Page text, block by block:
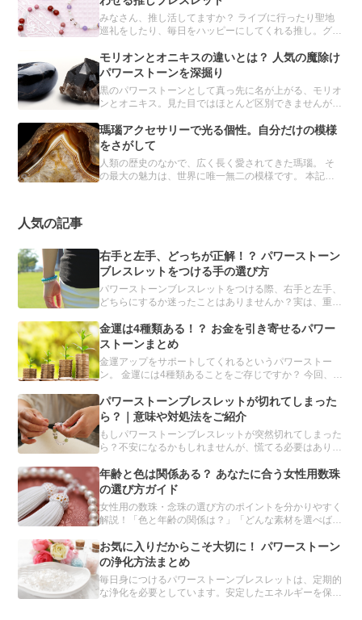
みなさん、推し活してますか？ ライブに行ったり聖地
巡礼をしたり、毎日をハッピーにしてくれる推し。グッ
イドでも、推しブレスレットを簡単につくることができ
るんです。
モリオンとオニキスの違いとは？ 人気の魔除け
パワーストーンを深掘り
黒のパワーストーンとして真っ先に名が上がる、モリオ
ンとオニキス。見た目ではほとんど区別できませんが、
の力をもつと信じられ、パワーストーンブレスレットに
は欠かせない存在です。
瑪瑙アクセサリーで光る個性。自分だけの模様
をさがして
人類の歴史のなかで、広く長く愛されてきた瑪瑙。 そ
の最大の魅力は、世界に唯一無二の模様です。 本記事
人気の記事
右手と左手、どっちが正解！？ パワーストーン
ブレスレットをつける手の選び方
パワーストーンブレスレットをつける際、右手と左手、
どちらにするか迷ったことはありませんか？実は、重要
手、それぞれに適したパワーストーンを解説します。
金運は4種類ある！？ お金を引き寄せるパワー
ストーンまとめ
金運アップをサポートしてくれるというパワーストー
ン。 金運には4種類あることをご存じですか？ 今回、誰
を、目的別にまとめました。「金運を上げたい」と願う
人は必読です。
パワーストーンブレスレットが切れてしまった
ら？｜意味や対処法をご紹介
もしパワーストーンブレスレットが突然切れてしまった
ら？不安になるかもしれませんが、慌てる必要はありま
や、切れたときの対処方法について、分かりやすくご紹
介します。
年齢と色は関係ある？ あなたに合う女性用数珠
の選び方ガイド
女性用の数珠・念珠の選び方のポイントを分かりやすく
解説！「色と年齢の関係は？」「どんな素材を選べばい
ったりの数珠を見つけるお手伝いをします。自分だけの
数珠をオーダーメイドできるサービスも。
お気に入りだからこそ大切に！ パワーストーン
の浄化方法まとめ
毎日身につけるパワーストーンブレスレットは、定期的
な浄化を必要としています。安定したエネルギーを保つ